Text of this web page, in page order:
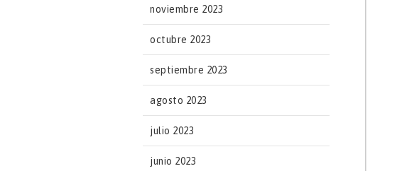
noviembre 2023
octubre 2023
septiembre 2023
agosto 2023
julio 2023
junio 2023